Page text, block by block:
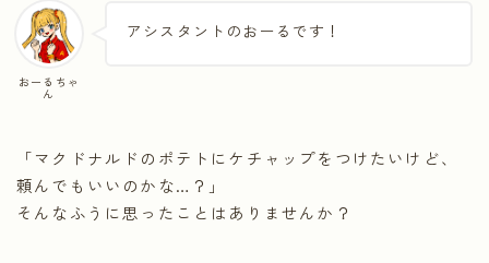
おーるちゃ
ん
アシスタントのおーるです！
「マクドナルドのポテトにケチャップをつけたいけど、
頼んでもいいのかな…？」
そんなふうに思ったことはありませんか？